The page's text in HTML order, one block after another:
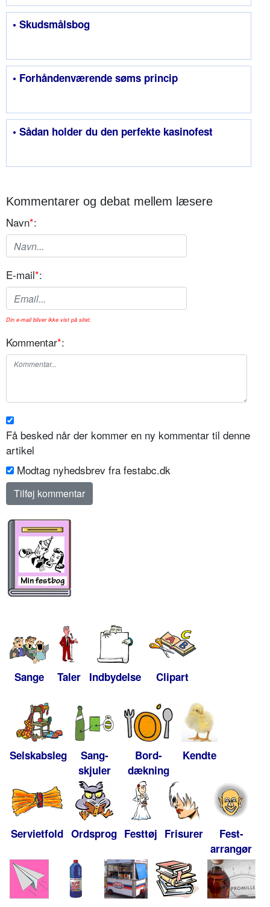
• Skudsmålsbog
• Forhåndenværende søms princip
• Sådan holder du den perfekte kasinofest
Kommentarer og debat mellem læsere
Navn*:
E-mail*:
Din e-mail bliver ikke vist på sitet.
Kommentar*:
Få besked når der kommer en ny kommentar til denne
artikel
Modtag nyhedsbrev fra festabc.dk
Sange Taler Indbydelse Clipart
Selskabsleg
Sang-
skjuler
Bord-
dækning
Kendte
Servietfold Ordsprog Festtøj Frisurer
Fest-
arrangør